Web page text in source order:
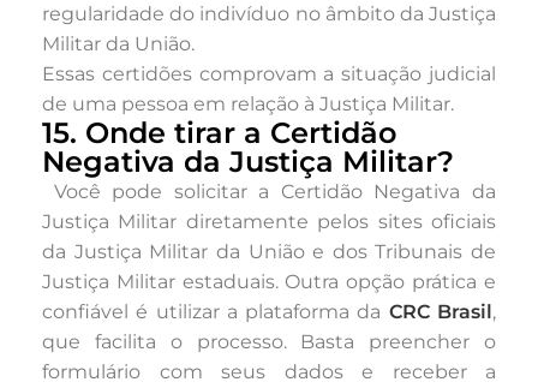
regularidade do indivíduo no âmbito da Justiça
Militar da União.
Essas certidões comprovam a situação judicial
de uma pessoa em relação à Justiça Militar.
15. Onde tirar a Certidão
Negativa da Justiça Militar?
Você pode solicitar a Certidão Negativa da
Justiça Militar diretamente pelos sites oficiais
da Justiça Militar da União e dos Tribunais de
Justiça Militar estaduais. Outra opção prática e
confiável é utilizar a plataforma da CRC Brasil,
que facilita o processo. Basta preencher o
formulário com seus dados e receber a